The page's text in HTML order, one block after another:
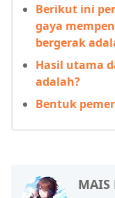
Berikut ini
gaya
bergerak
Hasil utama
adalah?
Bentuk
MAIS